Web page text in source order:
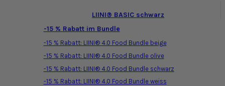
LIINI® BASIC schwarz
-15 % Rabatt im Bundle
-15 % Rabatt: LIINI® 4.0 Food Bundle beige
-15 % Rabatt: LIINI® 4.0 Food Bundle olive
-15 % Rabatt: LIINI® 4.0 Food Bundle schwarz
-15 % Rabatt: LIINI® 4.0 Food Bundle weiss